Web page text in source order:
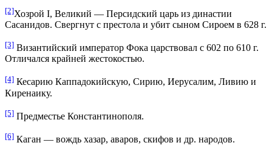
[2]Хозрой I, Великий — Персидский царь из династии
Сасанидов. Свергнут с престола и убит сыном Сироем в 628 г.
[3] Византийский император Фока царствовал с 602 по 610 г.
Отличался крайней жестокостью.
[4] Кесарию Каппадокийскую, Сирию, Иерусалим, Ливию и
Киренаику.
[5] Предместье Константинополя.
[6] Каган — вождь хазар, аваров, скифов и др. народов.